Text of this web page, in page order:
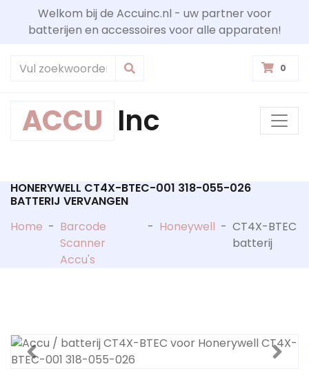
Welkom bij de Accuinc.nl - uw partner voor
batterijen en accessoires voor alle apparaten!
0
ACCU Inc
HONERYWELL CT4X-BTEC-001 318-055-026
BATTERIJ VERVANGEN
Home - Barcode
Scanner
Accu's
- Honeywell - CT4X-BTEC
batterij